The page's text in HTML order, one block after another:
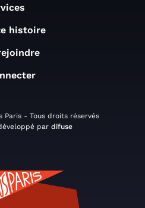
histoire
Paris - Tous droits réservés
par difuse